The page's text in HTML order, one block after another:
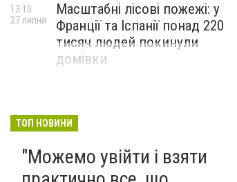
Масштабні лісові пожежі: у
Франції та Іспанії понад 220
тисяч людей покинули
домівки
13:10
27 липня
ТОП НОВИНИ
"Можемо увійти і взяти